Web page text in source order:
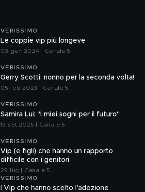
VERISSIMO
Le coppie vip più longeve
03 gen 2024 | Canale 5
VERISSIMO
Gerry Scotti: nonno per la seconda volta!
05 feb 2023 | Canale 5
VERISSIMO
Samira Lui: "I miei sogni per il futuro"
13 set 2025 | Canale 5
VERISSIMO
Vip (e figli) che hanno un rapporto
difficile con i genitori
29 lug | Canale 5
VERISSIMO
I Vip che hanno scelto l'adozione